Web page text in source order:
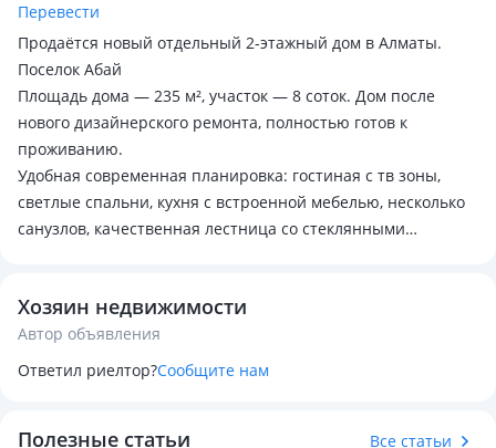
Перевести
Продаётся новый отдельный 2-этажный дом в Алматы.
Поселок Абай
Площадь дома — 235 м², участок — 8 соток. Дом после
нового дизайнерского ремонта, полностью готов к
проживанию.
Удобная современная планировка: гостиная с тв зоны,
светлые спальни, кухня с встроенной мебелью, несколько
санузлов, качественная лестница со стеклянными
просторная крытая летняя кухня с мангальной зоной,
мойкой, варочной поверхностью и удобным
пространством для семейных ужинов, парковка на
♨️ По всему дому установлен тёплый пол, что обеспечивает
Хозяин недвижимости
Автор объявления
Ответил риелтор?Сообщите нам
Полезные статьи Все статьи